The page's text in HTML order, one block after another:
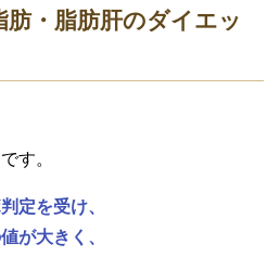
肪・脂肪肝のダイエッ
す。
定を受け、
が大きく、